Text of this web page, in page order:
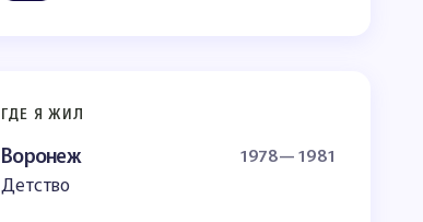
ГДЕ Я ЖИЛ
Воронеж 1978— 1981
Детство